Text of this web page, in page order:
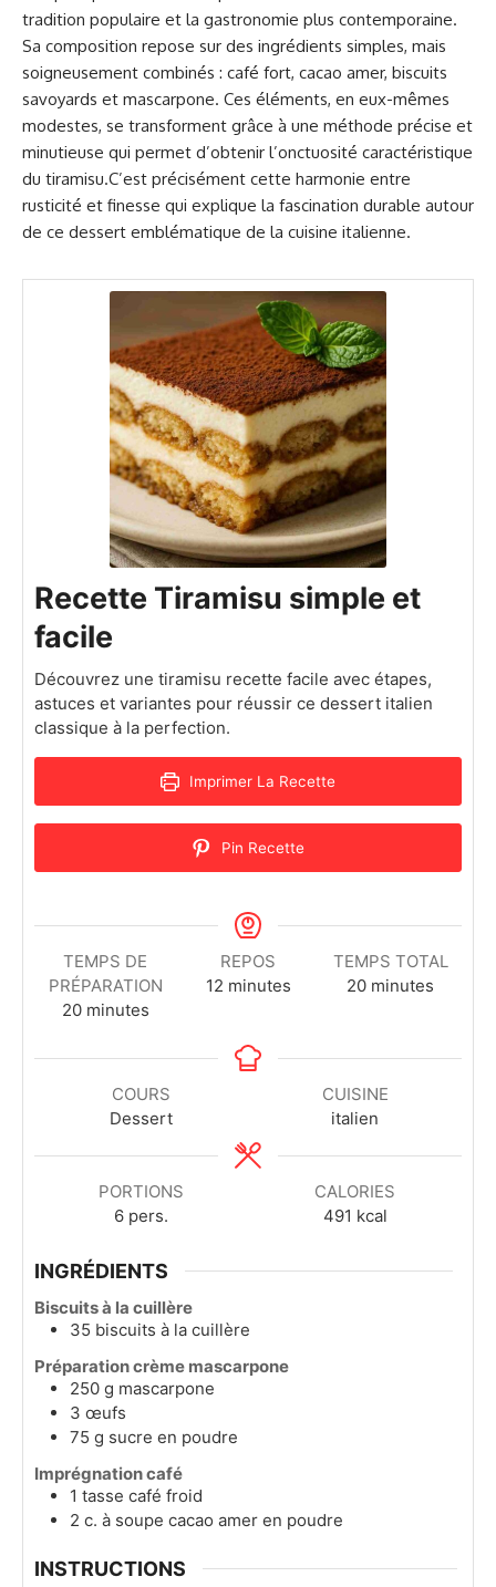
tradition populaire et la gastronomie plus contemporaine.
Sa composition repose sur des ingrédients simples, mais
soigneusement combinés : café fort, cacao amer, biscuits
savoyards et mascarpone. Ces éléments, en eux-mêmes
modestes, se transforment grâce à une méthode précise et
minutieuse qui permet d’obtenir l’onctuosité caractéristique
du tiramisu.C’est précisément cette harmonie entre
rusticité et finesse qui explique la fascination durable autour
de ce dessert emblématique de la cuisine italienne.
Recette Tiramisu simple et
facile
Découvrez une tiramisu recette facile avec étapes,
astuces et variantes pour réussir ce dessert italien
classique à la perfection.
Imprimer La Recette
Pin Recette
TEMPS DE
PRÉPARATION
20 minutes
REPOS
12 minutes
TEMPS TOTAL
20 minutes
COURS
Dessert
CUISINE
italien
PORTIONS
6 pers.
CALORIES
491 kcal
INGRÉDIENTS
Biscuits à la cuillère
35 biscuits à la cuillère
Préparation crème mascarpone
250 g mascarpone
3 œufs
75 g sucre en poudre
Imprégnation café
1 tasse café froid
2 c. à soupe cacao amer en poudre
INSTRUCTIONS